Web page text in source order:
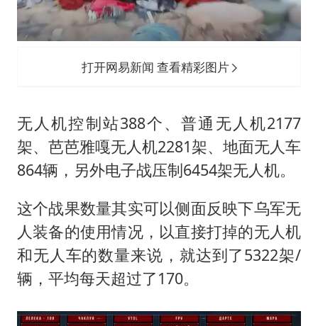
打开网易新闻 查看精彩图片
无人机控制站388个、普通无人机2177
架、芭芭雅嘎无人机2281架、地面无人车
864辆，另外电子战压制6454架无人机。
这个战果数量其实可以侧面反映下乌军无
人装备的使用情况，以直接打掉的无人机
和无人车的数量来说，就达到了5322架/
辆，平均每天超过了170。